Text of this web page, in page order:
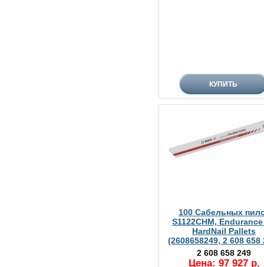
100 Сабельных
S1122CHM,
HardNail Pallets
(2608658249, 2 608 658
2 608 658 249
Цена: 97 927 р.